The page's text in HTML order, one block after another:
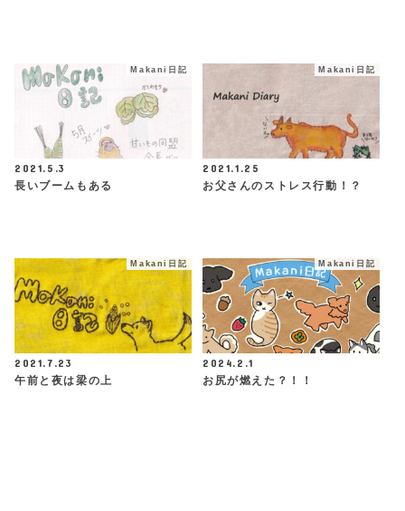
Makani日記
2021.5.3
長いブームもある
Makani日記
2021.1.25
お父さんのストレス行動！？
Makani日記
2021.7.23
午前と夜は梁の上
Makani日記
2024.2.1
お尻が燃えた？！！